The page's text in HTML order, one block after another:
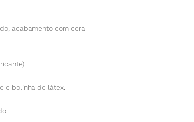
acabamento com cera
e bolinha de látex.